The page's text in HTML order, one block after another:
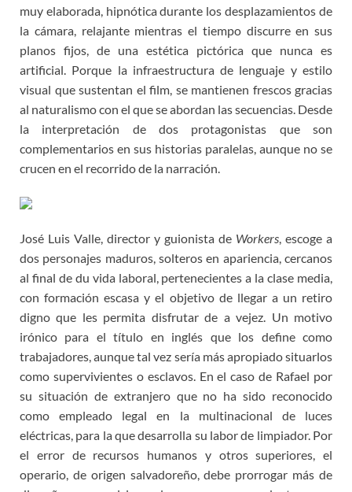
muy elaborada, hipnótica durante los desplazamientos de
la cámara, relajante mientras el tiempo discurre en sus
planos fijos, de una estética pictórica que nunca es
artificial. Porque la infraestructura de lenguaje y estilo
visual que sustentan el film, se mantienen frescos gracias
al naturalismo con el que se abordan las secuencias. Desde
la interpretación de dos protagonistas que son
complementarios en sus historias paralelas, aunque no se
crucen en el recorrido de la narración.
José Luis Valle, director y guionista de Workers, escoge a
dos personajes maduros, solteros en apariencia, cercanos
al final de du vida laboral, pertenecientes a la clase media,
con formación escasa y el objetivo de llegar a un retiro
digno que les permita disfrutar de a vejez. Un motivo
irónico para el título en inglés que los define como
trabajadores, aunque tal vez sería más apropiado situarlos
como supervivientes o esclavos. En el caso de Rafael por
su situación de extranjero que no ha sido reconocido
como empleado legal en la multinacional de luces
eléctricas, para la que desarrolla su labor de limpiador. Por
el error de recursos humanos y otros superiores, el
operario, de origen salvadoreño, debe prorrogar más de